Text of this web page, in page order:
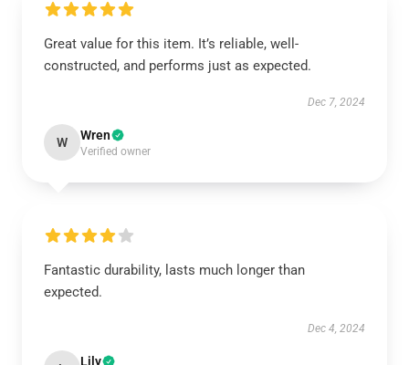
Great value for this item. It’s reliable, well-
constructed, and performs just as expected.
Dec 7, 2024
W Wren
Verified owner
Fantastic durability, lasts much longer than
expected.
Dec 4, 2024
Lily